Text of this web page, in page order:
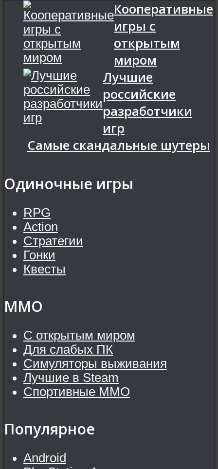
Кооперативные
игры с
открытым
миром
Лучшие
российские
разработчики
игр
Самые скандальные шутеры
Одиночные игры
RPG
Action
Стратегии
Гонки
Квесты
MMO
С открытым миром
Для слабых ПК
Симуляторы выживания
Лучшие в Steam
Спортивные MMO
Популярное
Android